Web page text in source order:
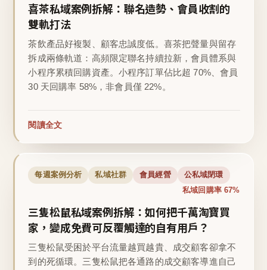
喜茶私域案例拆解：聯名造勢、會員收割的
雙軌打法
茶飲產品好複製、顧客忠誠度低。喜茶把聲量與留存
拆成兩條軌道：高頻限定聯名持續拉新，會員體系與
小程序累積回購資產。小程序訂單佔比超 70%、會員
30 天回購率 58%，非會員僅 22%。
閱讀全文
每週案例分析 私域社群 會員經營 公私域閉環
私域回購率 67%
三隻松鼠私域案例拆解：如何把千萬淘寶買
家，變成免費可反覆觸達的自有用戶？
三隻松鼠受困於平台流量越買越貴、成交顧客卻拿不
到的死循環。三隻松鼠把各通路的成交顧客導進自己